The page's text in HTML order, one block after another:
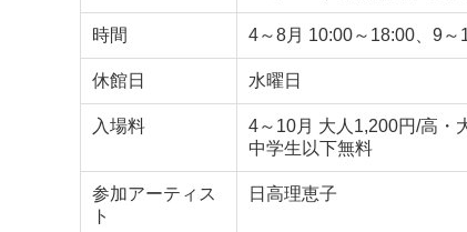
時間 4～8月 10:00～18:00、9～
休館日 水曜日
入場料
4～10月 大人1,200円/高・
中学生以下無料
参加アーティス
ト
日高理恵子